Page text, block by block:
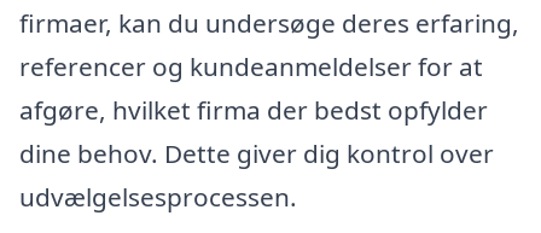
firmaer, kan du undersøge deres erfaring,
referencer og kundeanmeldelser for at
afgøre, hvilket firma der bedst opfylder
dine behov. Dette giver dig kontrol over
udvælgelsesprocessen.